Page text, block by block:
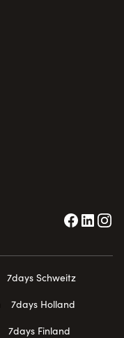
7days Schweitz
7days Holland
7days Finland